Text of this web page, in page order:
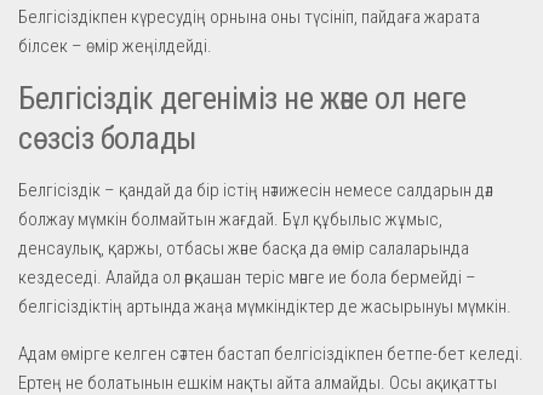
Белгісіздікпен күресудің орнына оны түсініп, пайдаға жарата
білсек – өмір жеңілдейді.
Белгісіздік дегеніміз не және ол неге
сөзсіз болады
Белгісіздік – қандай да бір істің нәтижесін немесе салдарын дәл
болжау мүмкін болмайтын жағдай. Бұл құбылыс жұмыс,
денсаулық, қаржы, отбасы және басқа да өмір салаларында
кездеседі. Алайда ол әрқашан теріс мәнге ие бола бермейді –
белгісіздіктің артында жаңа мүмкіндіктер де жасырынуы мүмкін.
Адам өмірге келген сәттен бастап белгісіздікпен бетпе-бет келеді.
Ертең не болатынын ешкім нақты айта алмайды. Осы ақиқатты